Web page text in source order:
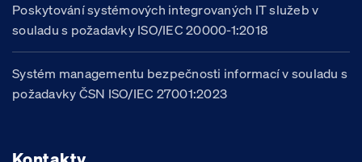
Poskytování systémových integrovaných IT služeb v
souladu s požadavky ISO/IEC 20000-1:2018
Systém managementu bezpečnosti informací v souladu s
požadavky ČSN ISO/IEC 27001:2023